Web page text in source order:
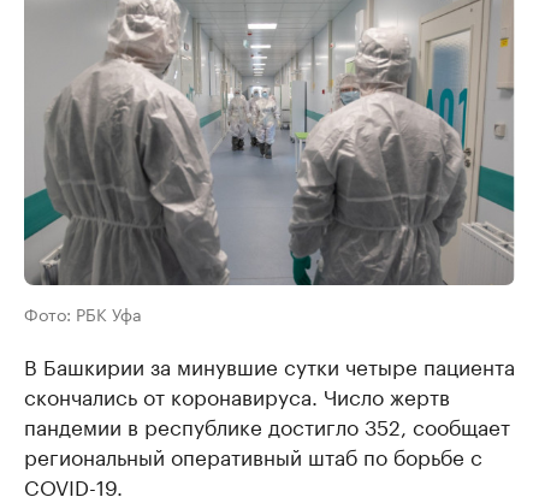
Фото: РБК Уфа
В Башкирии за минувшие сутки четыре пациента
скончались от коронавируса. Число жертв
пандемии в республике достигло 352, сообщает
региональный оперативный штаб по борьбе с
COVID-19.